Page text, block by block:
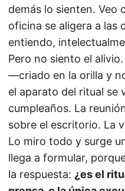
demás lo sienten. Veo
oficina se aligera a las
entiendo,
Pero no siento el
—criado en la orilla y
el aparato del ritual se
cumpleaños. La
sobre el escritorio. La
Lo miro todo y surge
llega a formular,
la respuesta: ¿es el